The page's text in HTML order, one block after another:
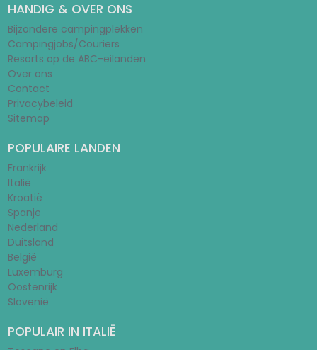
HANDIG & OVER ONS
Bijzondere campingplekken
Campingjobs/Couriers
Resorts op de ABC-eilanden
Over ons
Contact
Privacybeleid
Sitemap
POPULAIRE LANDEN
Frankrijk
Italië
Kroatië
Spanje
Nederland
Duitsland
België
Luxemburg
Oostenrijk
Slovenië
POPULAIR IN ITALIË